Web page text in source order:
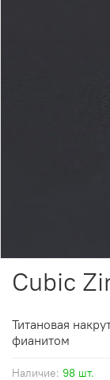
Наличие: 98 шт.
Cubic
Титановая
фианитом